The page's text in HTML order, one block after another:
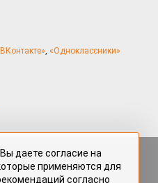
, «Одноклассники»
размещённые на портале
нештатными авторами
даете согласие на
применяются для
согласно